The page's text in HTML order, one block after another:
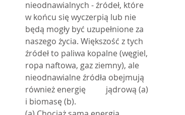
nieodnawialnych - źródeł, które
w końcu się wyczerpią lub nie
będą mogły być uzupełnione za
naszego życia. Większość z tych
źródeł to paliwa kopalne (węgiel,
ropa naftowa, gaz ziemny), ale
nieodnawialne źródła obejmują
również energię 	jądrową (a)
i biomasę (b).